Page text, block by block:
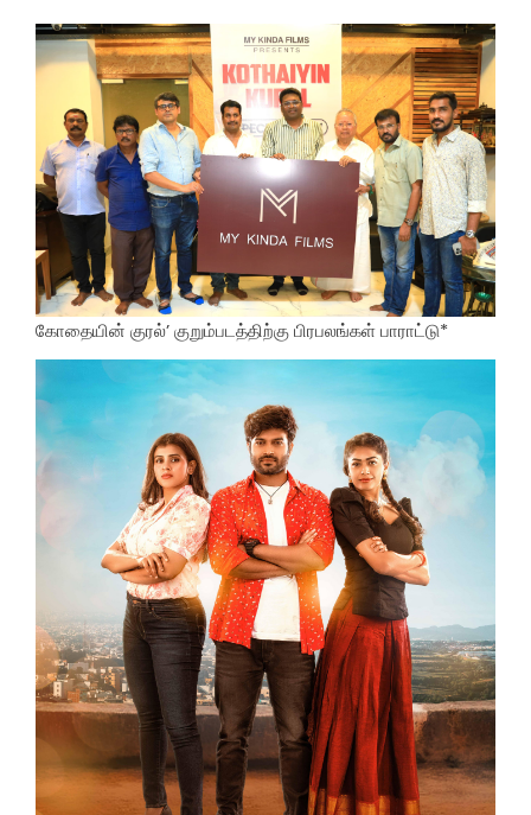
கோதையின் குரல்’ குறும்படத்திற்கு பிரபலங்கள் பாராட்டு*